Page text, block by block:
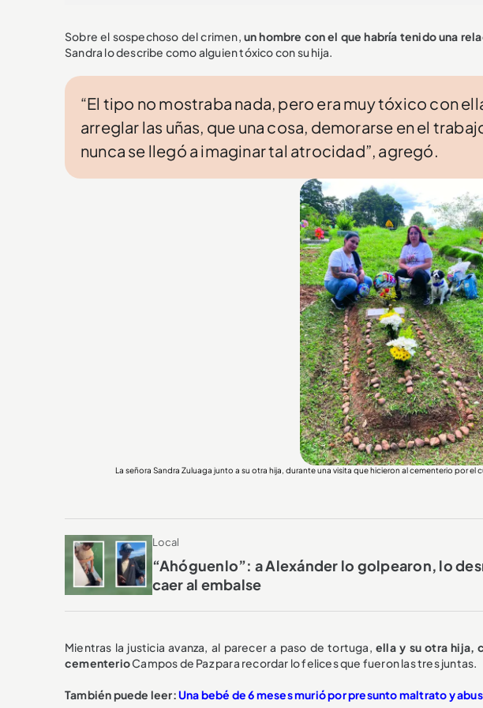
Sobre el sospechoso del crimen, un hombre con el que habría tenido una
Sandra lo describe como alguien tóxico con su hija.
“El tipo no mostraba nada, pero era muy tóxico con
arreglar las uñas, que una cosa, demorarse en el
nunca se llegó a imaginar tal atrocidad”, agregó.
La señora Sandra Zuluaga junto a su otra hija, durante una visita que hicieron al cementerio por el
Local
“Ahóguenlo”: a Alexánder lo golpearon, lo
caer al embalse
Mientras la justicia avanza, al parecer a paso de tortuga,ella y su otra hija,
cementerioCampos de Paz para recordar lo felices que fueron las tres juntas.
También puede leer:Una bebé de 6 meses murió por presunto maltrato y